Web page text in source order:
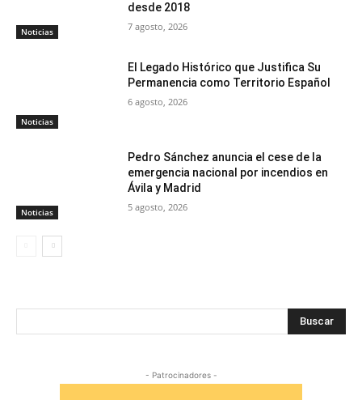
Noticias
desde 2018
7 agosto, 2026
Noticias
El Legado Histórico que Justifica Su
Permanencia como Territorio Español
6 agosto, 2026
Noticias
Pedro Sánchez anuncia el cese de la
emergencia nacional por incendios en
Ávila y Madrid
5 agosto, 2026
Buscar
- Patrocinadores -